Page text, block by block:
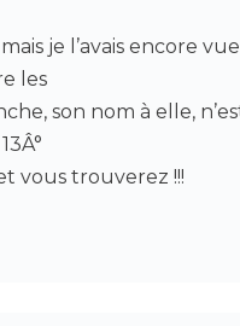
je l’avais encore
les
son nom à elle,
vous trouverez !!!